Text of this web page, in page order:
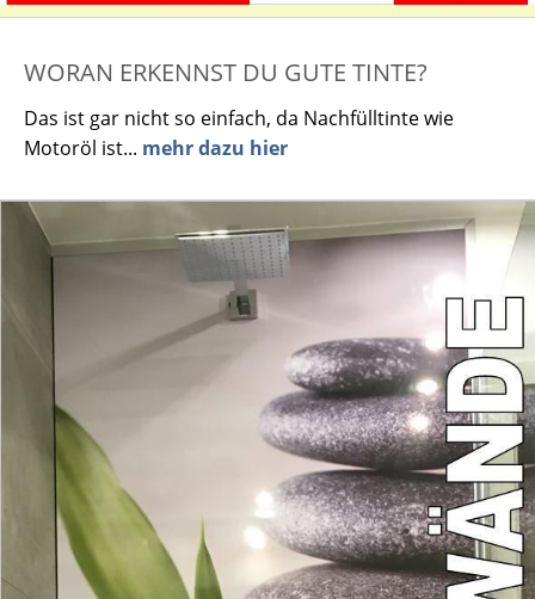
WORAN ERKENNST DU GUTE TINTE?
Das ist gar nicht so einfach, da Nachfülltinte wie
Motoröl ist... mehr dazu hier